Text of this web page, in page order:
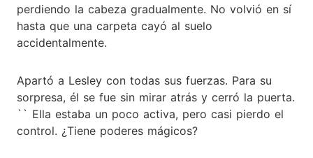
perdiendo la cabeza gradualmente. No volvió en sí
hasta que una carpeta cayó al suelo
accidentalmente.
Apartó a Lesley con todas sus fuerzas. Para su
sorpresa, él se fue sin mirar atrás y cerró la puerta.
`` Ella estaba un poco activa, pero casi pierdo el
control. ¿Tiene poderes mágicos?